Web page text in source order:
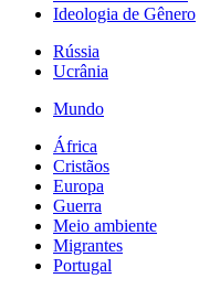
Ideologia de Gênero
Rússia
Ucrânia
Mundo
África
Cristãos
Europa
Guerra
Meio ambiente
Migrantes
Portugal